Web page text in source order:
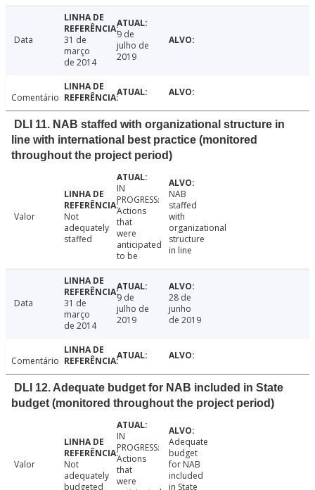
Data
31 de
março
de 2014
9 de
julho de
2019
Comentário
DLI 11. NAB staffed with organizational structure in
line with international best practice (monitored
throughout the project period)
Valor
Not
adequately
staffed
IN
PROGRESS:
Actions
that
were
anticipated
to be
NAB
staffed
with
organizational
structure
in line
Data
31 de
março
de 2014
9 de
julho de
2019
28 de
junho
de 2019
Comentário
DLI 12. Adequate budget for NAB included in State
budget (monitored throughout the project period)
Valor
Not
adequately
budgeted
IN
PROGRESS:
Actions
that
were
Adequate
budget
for NAB
included
in State